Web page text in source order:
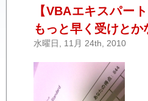
【VBAエキスパー
もっと早く受けと
水曜日, 11月 24th, 2010